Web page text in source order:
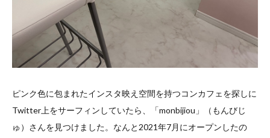
ピンク色に包まれたインスタ映え空間を持つコンカフェを探しに
Twitter上をサーフィンしていたら、「monbijiou」（もんびじ
ゅ）さんを見つけました。なんと2021年7月にオープンしたの